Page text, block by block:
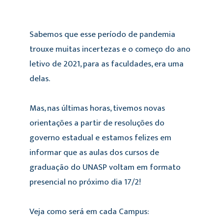
Sabemos que esse período de pandemia
trouxe muitas incertezas e o começo do ano
letivo de 2021, para as faculdades, era uma
delas.
Mas, nas últimas horas, tivemos novas
orientações a partir de resoluções do
governo estadual e estamos felizes em
informar que as aulas dos cursos de
graduação do UNASP voltam em formato
presencial no próximo dia 17/2!
Veja como será em cada Campus: